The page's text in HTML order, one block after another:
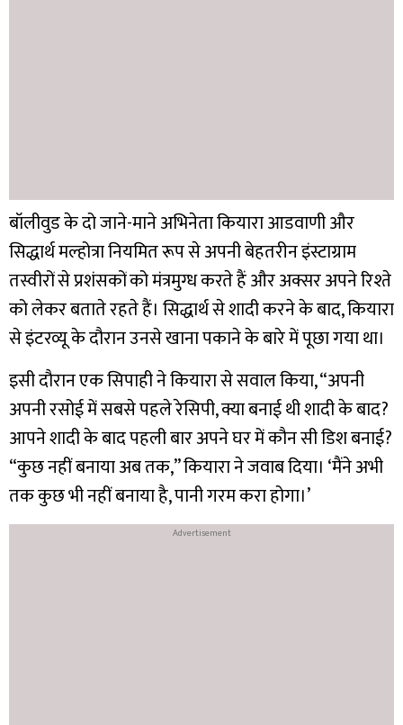
बॉलीवुड के दो जाने-माने अभिनेता कियारा आडवाणी और
सिद्धार्थ मल्होत्रा ​​नियमित रूप से अपनी बेहतरीन इंस्टाग्राम
तस्वीरों से प्रशंसकों को मंत्रमुग्ध करते हैं और अक्सर अपने रिश्ते
को लेकर बताते रहते हैं। सिद्धार्थ से शादी करने के बाद, कियारा
से इंटरव्यू के दौरान उनसे खाना पकाने के बारे में पूछा गया था।
इसी दौरान एक सिपाही ने कियारा से सवाल किया, “अपनी
अपनी रसोई में सबसे पहले रेसिपी, क्या बनाई थी शादी के बाद?
आपने शादी के बाद पहली बार अपने घर में कौन सी डिश बनाई?
“कुछ नहीं बनाया अब तक,” कियारा ने जवाब दिया। ‘मैंने अभी
तक कुछ भी नहीं बनाया है, पानी गरम करा होगा।’